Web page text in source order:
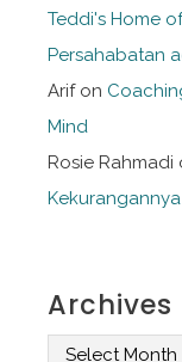
Teddi's Home
Persahabatan
Arifon
Mind
Rosie Rahmadi
Kekurangannya
Archives